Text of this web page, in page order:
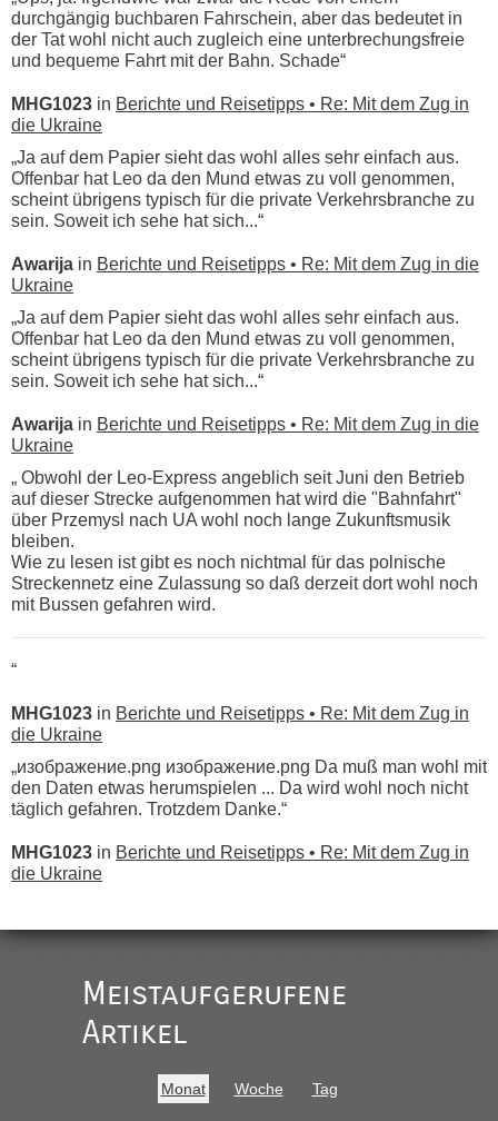
durchgängig buchbaren Fahrschein, aber das bedeutet in
der Tat wohl nicht auch zugleich eine unterbrechungsfreie
und bequeme Fahrt mit der Bahn. Schade“
MHG1023 in Berichte und Reisetipps • Re: Mit dem Zug in
die Ukraine
„Ja auf dem Papier sieht das wohl alles sehr einfach aus.
Offenbar hat Leo da den Mund etwas zu voll genommen,
scheint übrigens typisch für die private Verkehrsbranche zu
sein. Soweit ich sehe hat sich...“
Awarija in Berichte und Reisetipps • Re: Mit dem Zug in die
Ukraine
„Ja auf dem Papier sieht das wohl alles sehr einfach aus.
Offenbar hat Leo da den Mund etwas zu voll genommen,
scheint übrigens typisch für die private Verkehrsbranche zu
sein. Soweit ich sehe hat sich...“
Awarija in Berichte und Reisetipps • Re: Mit dem Zug in die
Ukraine
„ Obwohl der Leo-Express angeblich seit Juni den Betrieb
auf dieser Strecke aufgenommen hat wird die "Bahnfahrt"
über Przemysl nach UA wohl noch lange Zukunftsmusik
bleiben.
Wie zu lesen ist gibt es noch nichtmal für das polnische
Streckennetz eine Zulassung so daß derzeit dort wohl noch
mit Bussen gefahren wird.
“
MHG1023 in Berichte und Reisetipps • Re: Mit dem Zug in
die Ukraine
„изображение.png изображение.png Da muß man wohl mit
den Daten etwas herumspielen ... Da wird wohl noch nicht
täglich gefahren. Trotzdem Danke.“
MHG1023 in Berichte und Reisetipps • Re: Mit dem Zug in
die Ukraine
Ist korrekt, aber ich finde man hätte trotzdem im Text gleich
darauf hinweisen können.
War aber nicht "böse" gemeint ...
buchbar - warum auch immer ...
Hab´s versucht - bekomme aber immer angezeigt "auf dieser
Meistaufgerufene
Artikel
Monat Woche Tag